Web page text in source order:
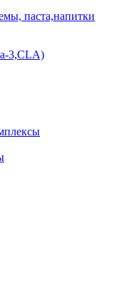
паста,напитки
3,CLA)